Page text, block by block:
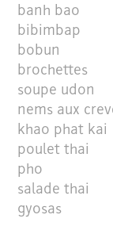
banh bao
bibimbap
bobun
brochettes
soupe udon
nems aux
khao phat kai
poulet thai
pho
salade thai
gyosas